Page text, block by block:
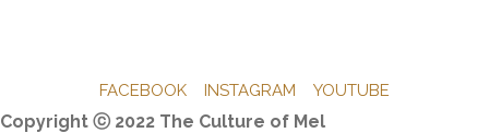
FACEBOOK INSTAGRAM YOUTUBE
Copyright ⓒ 2022 The Culture of Mel